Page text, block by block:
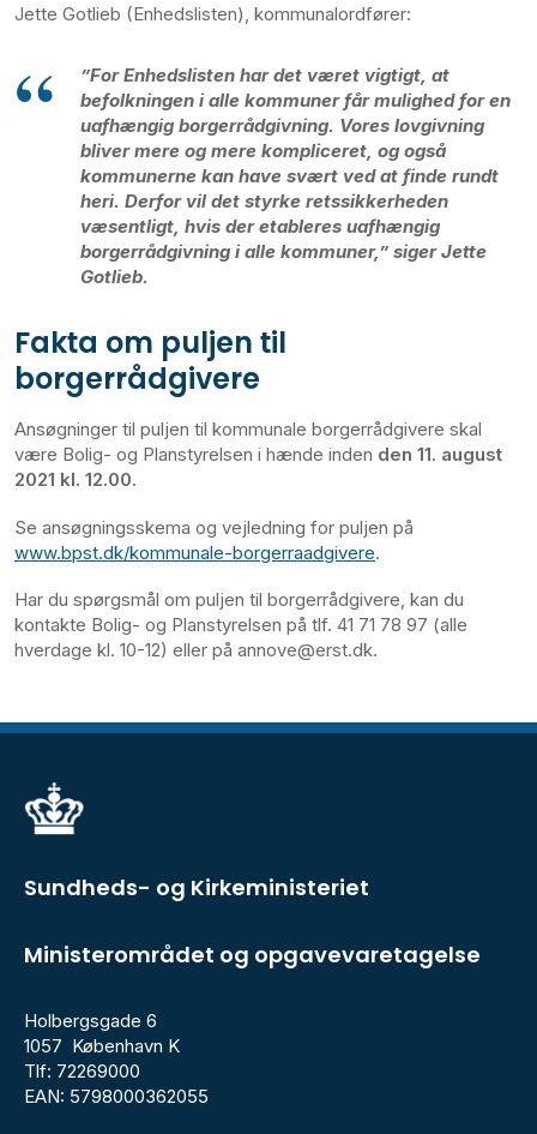
Jette Gotlieb (Enhedslisten), kommunalordfører:
”For Enhedslisten har det været vigtigt, at
befolkningen i alle kommuner får mulighed for en
uafhængig borgerrådgivning. Vores lovgivning
bliver mere og mere kompliceret, og også
kommunerne kan have svært ved at finde rundt
heri. Derfor vil det styrke retssikkerheden
væsentligt, hvis der etableres uafhængig
borgerrådgivning i alle kommuner,” siger Jette
Gotlieb.
Fakta om puljen til
borgerrådgivere
Ansøgninger til puljen til kommunale borgerrådgivere skal
være Bolig- og Planstyrelsen i hænde inden den 11. august
2021 kl. 12.00.
Se ansøgningsskema og vejledning for puljen på
www.bpst.dk/kommunale-borgerraadgivere.
Har du spørgsmål om puljen til borgerrådgivere, kan du
kontakte Bolig- og Planstyrelsen på tlf. 41 71 78 97 (alle
hverdage kl. 10-12) eller på annove@erst.dk.
Sundheds- og Kirkeministeriet
Ministerområdet og opgavevaretagelse
Holbergsgade 6
1057 København K
Tlf: 72269000
EAN: 5798000362055